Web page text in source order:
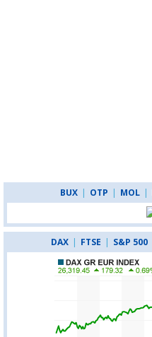
BUX | OTP | MOL |
DAX | FTSE | S&P 500